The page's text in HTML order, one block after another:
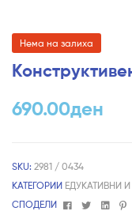
Нема на залиха
690.00ден
SKU: 2981 / 0434
КАТЕГОРИИ ЕДУКАТИВНИ
СПОДЕЛИ
FacebookTwitter